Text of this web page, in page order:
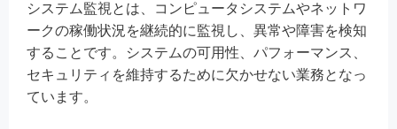
システム監視とは、コンピュータシステムやネットワ
ークの稼働状況を継続的に監視し、異常や障害を検知
することです。システムの可用性、パフォーマンス、
セキュリティを維持するために欠かせない業務となっ
ています。